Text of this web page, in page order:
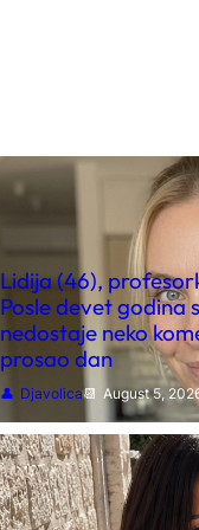
Lidija (46),
Posle devet godina
nedostaje neko
prosao dan
Djavolica August 5,